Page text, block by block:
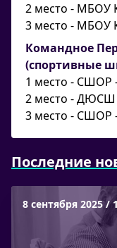
Последние
8 сентября 2025 /
2 место - МБОУ
3 место - МБОУ
Командное
(спортивные
1 место - СШОР
2 место -
3 место - СШОР